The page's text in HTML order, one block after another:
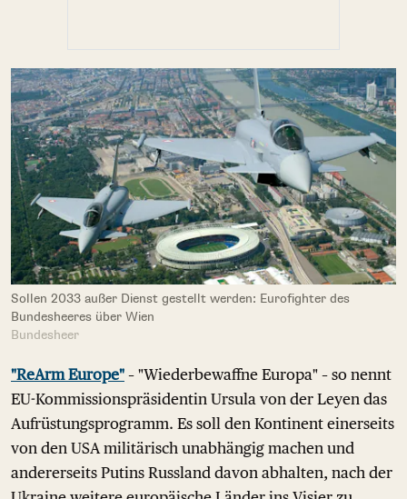
Sollen 2033 außer Dienst gestellt werden: Eurofighter des
Bundesheeres über Wien
Bundesheer
"ReArm Europe" – "Wiederbewaffne Europa" – so nennt
EU-Kommissionspräsidentin Ursula von der Leyen das
Aufrüstungsprogramm. Es soll den Kontinent einerseits
von den USA militärisch unabhängig machen und
andererseits Putins Russland davon abhalten, nach der